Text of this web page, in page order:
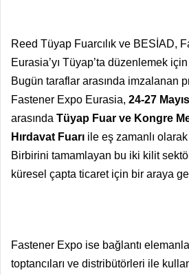
Reed Tüyap Fuarcılık ve BESİAD,
Eurasia’yı Tüyap’ta düzenlemek
Bugün taraflar arasında imzalanan
Fastener Expo Eurasia, 24-27
arasında Tüyap Fuar ve Kongre
Hırdavat Fuarı ile eş zamanlı
Birbirini tamamlayan bu iki kilit
küresel çapta ticaret için bir araya
Fastener Expo ise bağlantı
toptancıları ve distribütörleri ile